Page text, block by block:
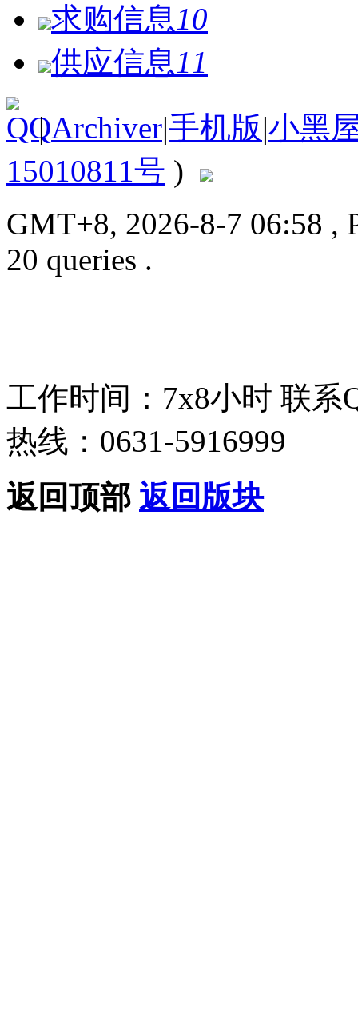
求购信息 10
供应信息 11
| Archiver|手机版|小黑
15010811号 )
GMT+8, 2026-8-7 06:58 ,
20 queries .
工作时间：7x8小时 联系
热线：0631-5916999
返回顶部 返回版块